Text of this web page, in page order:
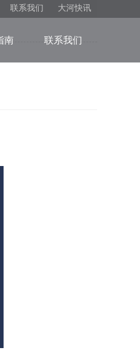
联系我们 大河快讯
南 联系我们